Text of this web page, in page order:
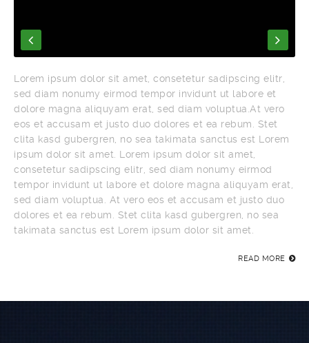
Lorem ipsum dolor sit amet, consetetur sadipscing elitr,
sed diam nonumy eirmod tempor invidunt ut labore et
dolore magna aliquyam erat, sed diam voluptua.At vero
eos et accusam et justo duo dolores et ea rebum. Stet
clita kasd gubergren, no sea takimata sanctus est Lorem
ipsum dolor sit amet. Lorem ipsum dolor sit amet,
consetetur sadipscing elitr, sed diam nonumy eirmod
tempor invidunt ut labore et dolore magna aliquyam erat,
sed diam voluptua. At vero eos et accusam et justo duo
dolores et ea rebum. Stet clita kasd gubergren, no sea
takimata sanctus est Lorem ipsum dolor sit amet.
READ MORE